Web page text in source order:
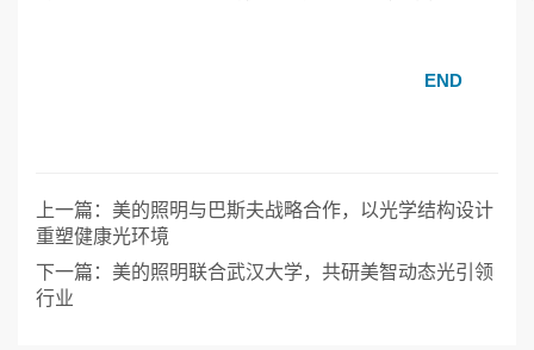
END
上一篇： 美的照明与巴斯夫战略合作，以光学结构设计
重塑健康光环境
下一篇： 美的照明联合武汉大学，共研美智动态光引领
行业